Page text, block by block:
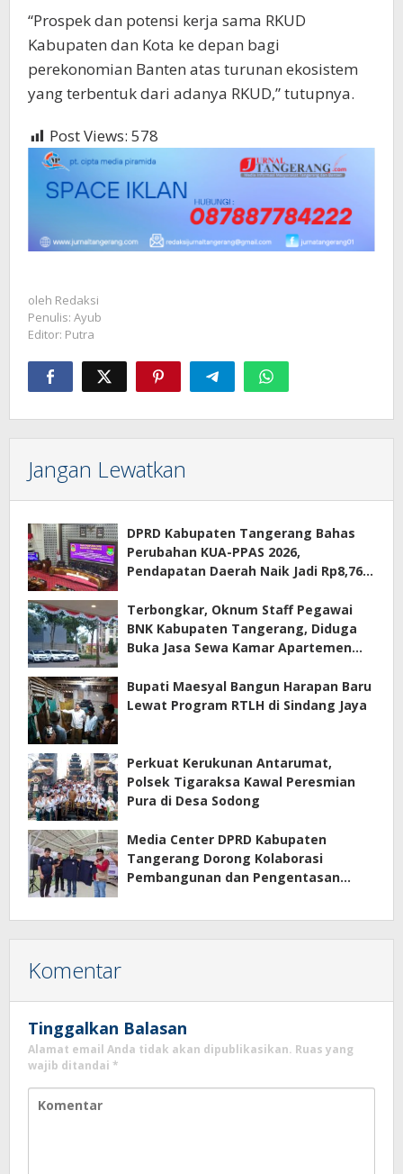
“Prospek dan potensi kerja sama RKUD
Kabupaten dan Kota ke depan bagi
perekonomian Banten atas turunan ekosistem
yang terbentuk dari adanya RKUD,” tutupnya.
Post Views: 578
oleh Redaksi
Penulis: Ayub
Editor: Putra
Jangan Lewatkan
DPRD Kabupaten Tangerang Bahas
Perubahan KUA-PPAS 2026,
Pendapatan Daerah Naik Jadi Rp8,76
Terbongkar, Oknum Staff Pegawai
BNK Kabupaten Tangerang, Diduga
Buka Jasa Sewa Kamar Apartemen
Bupati Maesyal Bangun Harapan Baru
Lewat Program RTLH di Sindang Jaya
Perkuat Kerukunan Antarumat,
Polsek Tigaraksa Kawal Peresmian
Pura di Desa Sodong
Media Center DPRD Kabupaten
Tangerang Dorong Kolaborasi
Pembangunan dan Pengentasan
Komentar
Tinggalkan Balasan
Alamat email Anda tidak akan dipublikasikan. Ruas yang
wajib ditandai *